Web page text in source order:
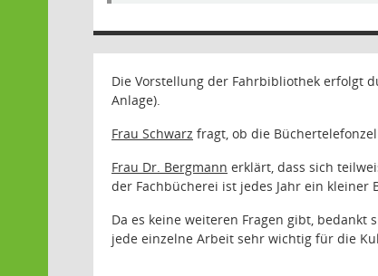
Die Vorstellung der Fahrbibliothek erfolgt
Anlage).
Frau Schwarz fragt, ob die
Frau Dr. Bergmann erklärt, dass sich
der Fachbücherei ist jedes Jahr ein
Da es keine weiteren Fragen gibt, bedankt
jede einzelne Arbeit sehr wichtig für die